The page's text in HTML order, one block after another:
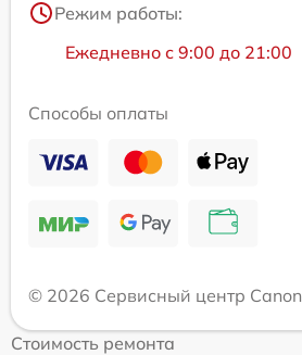
Режим работы:
Ежедневно с 9:00 до 21:00
Способы оплаты
© 2026 Сервисный центр Canon
Стоимость ремонта